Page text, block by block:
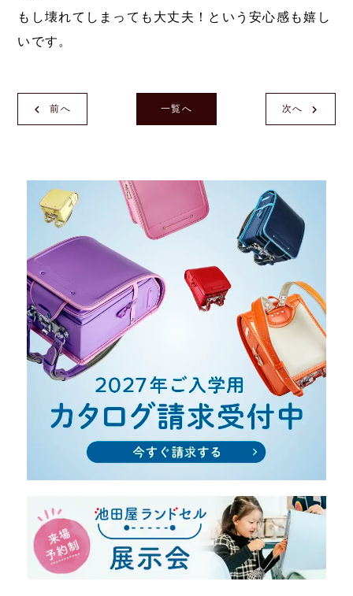
もし壊れてしまっても大丈夫！という安心感も嬉し
いです。
前へ 次へ
一覧へ